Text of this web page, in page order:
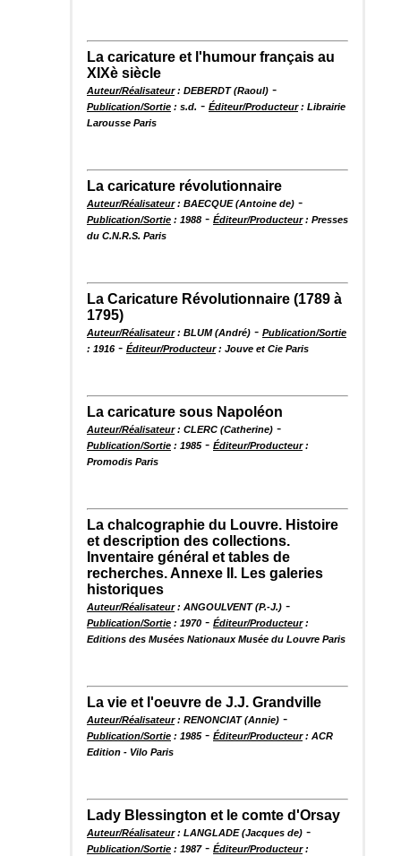
La caricature et l'humour français au
XIXè siècle
Auteur/Réalisateur: DEBERDT (Raoul) -
Publication/Sortie : s.d. - Éditeur/Producteur: Librairie
Larousse Paris
La caricature révolutionnaire
Auteur/Réalisateur: BAECQUE (Antoine de) -
Publication/Sortie : 1988 - Éditeur/Producteur: Presses
du C.N.R.S. Paris
La Caricature Révolutionnaire (1789 à
1795)
Auteur/Réalisateur: BLUM (André) - Publication/Sortie
: 1916 - Éditeur/Producteur: Jouve et Cie Paris
La caricature sous Napoléon
Auteur/Réalisateur: CLERC (Catherine) -
Publication/Sortie : 1985- Éditeur/Producteur:
Promodis Paris
La chalcographie du Louvre. Histoire
et description des collections.
Inventaire général et tables de
recherches. Annexe II. Les galeries
historiques
Auteur/Réalisateur: ANGOULVENT (P.-J.) -
Publication/Sortie : 1970 - Éditeur/Producteur:
Editions des Musées Nationaux Musée du Louvre Paris
La vie et l'oeuvre de J.J. Grandville
Auteur/Réalisateur: RENONCIAT (Annie) -
Publication/Sortie : 1985- Éditeur/Producteur: ACR
Edition - Vilo Paris
Lady Blessington et le comte d'Orsay
Auteur/Réalisateur: LANGLADE (Jacques de) -
Publication/Sortie : 1987- Éditeur/Producteur: